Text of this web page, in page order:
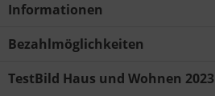
Informationen
Bezahlmöglichkeiten
TestBild Haus und Wohnen 2023